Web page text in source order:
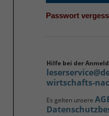
Passwort
Hilfe bei der
wirtschafts-
Es gelten unsere